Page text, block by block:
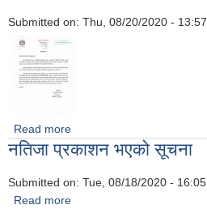
Submitted on: Thu, 08/20/2020 - 13:57
Read more
नतिजा प्रकाशन भएको सूचना
Submitted on: Tue, 08/18/2020 - 16:05
Read more